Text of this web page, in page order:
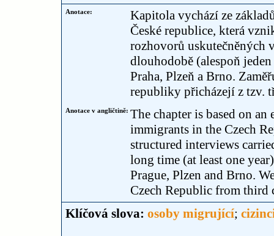
Anotace:
Kapitola vychází ze
České republice, která
rozhovorů uskutečněných
dlouhodobě (alespoň
Praha, Plzeň a Brno.
republiky přicházejí z tzv.
Anotace v angličtině: The chapter is based on
immigrants in the Czech
structured interviews
long time (at least one
Prague, Plzen and Brno.
Czech Republic from third
Klíčová slova: osoby migrující;